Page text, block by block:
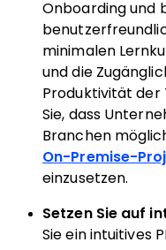
Onboarding und
minimalen
und die
Produktivität der
Sie, dass
Branchen
On-Premise-
einzusetzen.
Setzen Sie auf
Sie ein intuitives